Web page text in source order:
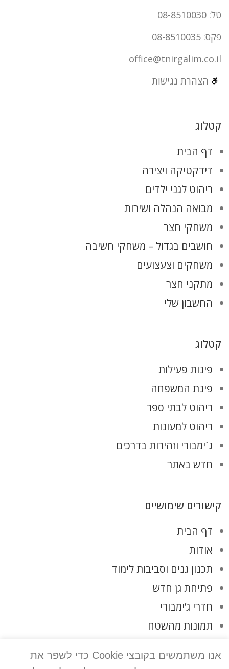
טל: 08-8510030
פקס: 08-8510035
office@tnirgalim.co.il
הצהרת נגישות
קטלוג
דף הבית
דידקטיקה ויצירה
ריהוט לגני ילדים
מבואה הנהלה ושירות
משחקי חצר
חושבים בגדול – משחקי חשיבה
משחקים וצעצועים
מתקני חצר
החשבון שלי
קטלוג
פינות פעילות
פינת המשפחה
ריהוט לבתי ספר
ריהוט למעונות
ג`ימבורי וזהירות בדרכים
חדש באתר
קישורים שימושיים
דף הבית
אודות
תכנון גנים וסביבות לימוד
פתיחת גן חדש
חדרי ג’ימבורי
תמונות מהשטח
אנו משתמשים בקובצי Cookie כדי לשפר את